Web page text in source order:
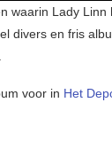
waarin Lady
divers en fris
voor in Het